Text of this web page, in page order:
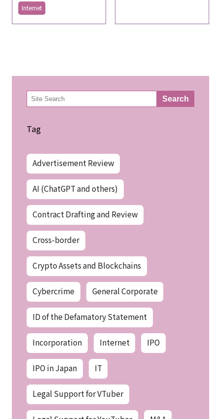
Internet
検
索 Search
Tag
Advertisement Review
AI (ChatGPT and others)
Contract Drafting and Review
Cross-border
Crypto Assets and Blockchains
Cybercrime General Corporate
ID of the Defamatory Statement
Incorporation Internet IPO
IPO in Japan IT
Legal Support for VTuber